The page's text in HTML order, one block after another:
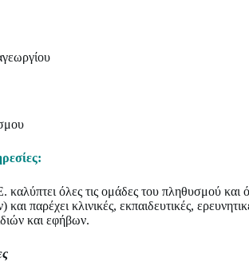
όλες τις ομάδες του πληθυσμού και
και παρέχει κλινικές, εκπαιδευτικές,
και εφήβων.